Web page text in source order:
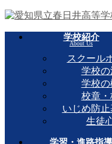
学校紹介
About Us
スクール
学校の
学校の
校章・
いじめ防
生徒